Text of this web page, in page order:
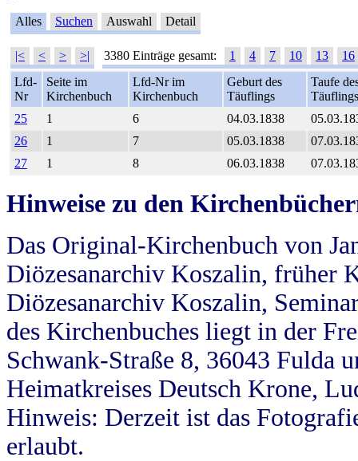
Alles Suchen Auswahl Detail
|< < > >| 3380 Einträge gesamt: 1 4 7 10 13
16
Lfd-
Nr
Seite im
Kirchenbuch
Lfd-Nr im
Kirchenbuch
Geburt des
Täuflings
Taufe
Täuflings
25
1 6 04.03.1838
26
1 7 05.03.1838
27
1 8 06.03.1838
Hinweise zu den
Das Original-Kirchenbuch von
Diözesanarchiv Koszalin, früher
Diözesanarchiv Koszalin,
des Kirchenbuches liegt in der
Schwank-Straße 8, 36043 Fulda
Heimatkreises Deutsch Krone,
Hinweis: Derzeit ist das
erlaubt.